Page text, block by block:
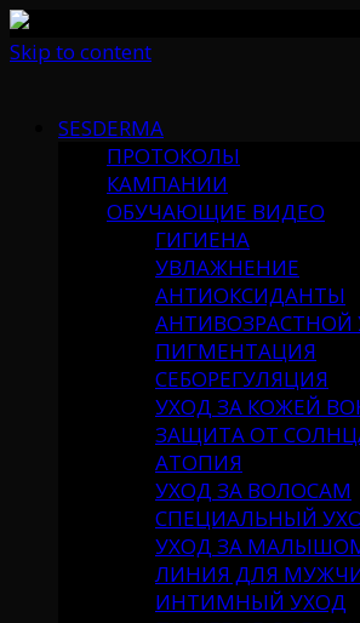
Skip to content
SESDERMA
ПРОТОКОЛЫ
КАМПАНИИ
ОБУЧАЮЩИЕ ВИДЕО
ГИГИЕНА
УВЛАЖНЕНИЕ
АНТИОКСИДАНТЫ
АНТИВОЗРАСТНОЙ
ПИГМЕНТАЦИЯ
СЕБОРЕГУЛЯЦИЯ
УХОД ЗА КОЖЕЙ
ЗАЩИТА ОТ
АТОПИЯ
УХОД ЗА ВОЛОСАМ
СПЕЦИАЛЬНЫЙ
УХОД ЗА
ЛИНИЯ ДЛЯ
ИНТИМНЫЙ УХОД